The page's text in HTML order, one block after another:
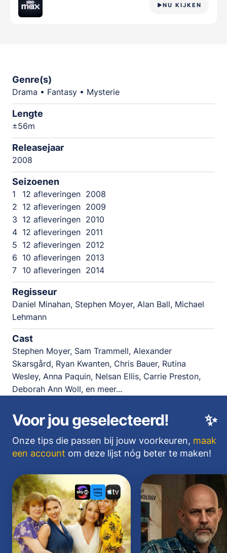
NU KIJKEN
Genre(s)
Drama • Fantasy • Mysterie
Lengte
±56m
Releasejaar
2008
Seizoenen
1 12 afleveringen 2008
2 12 afleveringen 2009
3 12 afleveringen 2010
4 12 afleveringen 2011
5 12 afleveringen 2012
6 10 afleveringen 2013
7 10 afleveringen 2014
Regisseur
Daniel Minahan, Stephen Moyer, Alan Ball, Michael
Lehmann
Cast
Stephen Moyer, Sam Trammell, Alexander
Skarsgård, Ryan Kwanten, Chris Bauer, Rutina
Wesley, Anna Paquin, Nelsan Ellis, Carrie Preston,
Deborah Ann Woll, en meer...
✨
Voor jou geselecteerd!
Onze tips die passen bij jouw voorkeuren, maak
een account om deze lijst nóg beter te maken!